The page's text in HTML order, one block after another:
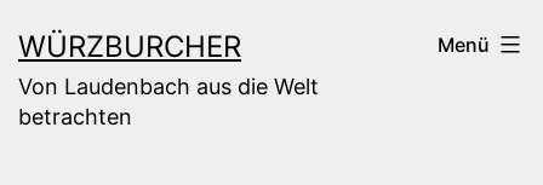
Inhalt
springen
WÜRZBURCHER
Von Laudenbach aus die Welt
betrachten
Menü